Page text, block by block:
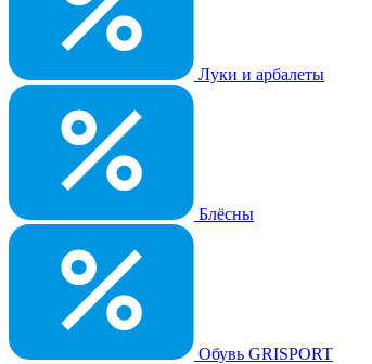
Луки и арбалеты
Блёсны
Обувь GRISPORT